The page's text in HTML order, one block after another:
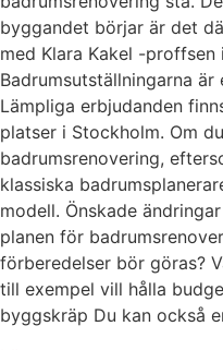
byggandet börjar är det
med Klara Kakel -
Badrumsutställningarna
Lämpliga erbjudanden
platser i Stockholm. Om
badrumsrenovering,
klassiska
modell. Önskade
planen för
förberedelser bör göras?
till exempel vill hålla
byggskräp Du kan också